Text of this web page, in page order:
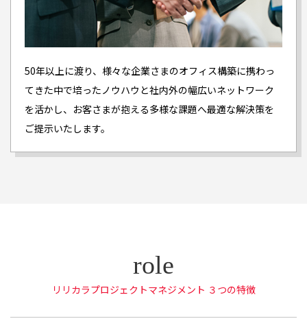
50年以上に渡り、様々な企業さまのオフィス構築に携わっ
てきた中で培ったノウハウと社内外の幅広いネットワーク
を活かし、お客さまが抱える多様な課題へ最適な解決策を
ご提示いたします。
リリカラプロジェクトマネジメント ３つの特徴